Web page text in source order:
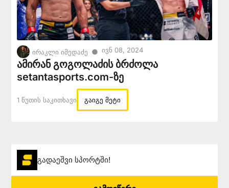
ირაკლი იმედაძე ● Ივნ 08, 2024
ამირან გოგოლაძის ბრძოლა
setantasports.com-ზე
1 Წუთის Საკითხავი გაიგე მეტი
გადაეშვი სპორტში!